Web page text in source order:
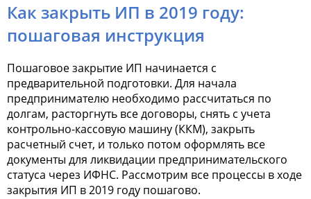
Как закрыть ИП в 2019 году:
пошаговая инструкция
Пошаговое закрытие ИП начинается с
предварительной подготовки. Для начала
предпринимателю необходимо рассчитаться по
долгам, расторгнуть все договоры, снять с учета
контрольно-кассовую машину (ККМ), закрыть
расчетный счет, и только потом оформлять все
документы для ликвидации предпринимательского
статуса через ИФНС. Рассмотрим все процессы в ходе
закрытия ИП в 2019 году пошагово.